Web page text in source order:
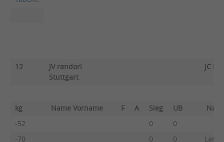
12
JV randori
Stuttgart
JC
kg Name Vorname F A Sieg UB
-52
0
0
-70
0 0